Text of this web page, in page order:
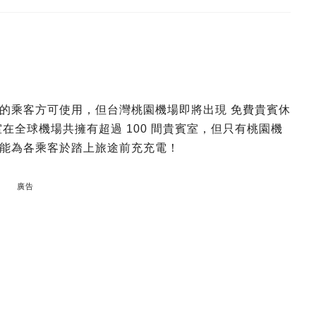
乘客方可使用，但台灣桃園機場即將出現 免費貴賓休
全球機場共擁有超過 100 間貴賓室，但只有桃園機
為各乘客於踏上旅途前充充電！
廣告